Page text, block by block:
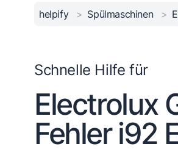
helpify > Spülmaschinen >
Schnelle Hilfe für
Electrolux
Fehler i92